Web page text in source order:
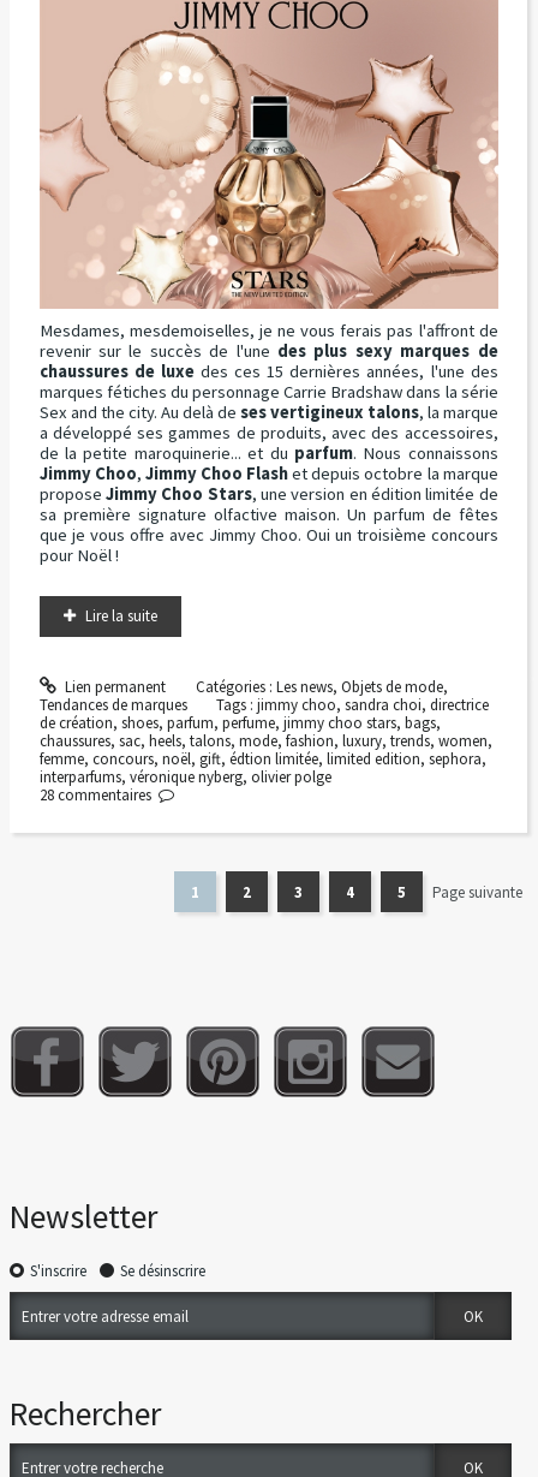
Mesdames, mesdemoiselles, je ne vous ferais pas l'affront de
revenir sur le succès de l'une des plus sexy marques de
chaussures de luxedes ces 15 dernières années, l'une des
marques fétiches du personnage Carrie Bradshaw dans la série
Sex and the city. Au delà de ses vertigineux talons, la marque
a développé ses gammes de produits, avec des accessoires,
de la petite maroquinerie... et du parfum. Nous connaissons
Jimmy Choo, Jimmy Choo Flashet depuis octobre la marque
propose Jimmy Choo Stars, une version en édition limitée de
sa première signature olfactive maison. Un parfum de fêtes
que je vous offre avec Jimmy Choo. Oui un troisième concours
pour Noël !
Lire la suite
Lien permanent Catégories : Les news, Objets de mode,
Tendances de marques
Tags :jimmy choo,sandra choi,directrice
de création, shoes, parfum, perfume, jimmy choo stars, bags,
chaussures, sac, heels, talons, mode, fashion, luxury, trends, women,
femme, concours, noël, gift, édtion limitée, limited edition, sephora,
interparfums, véronique nyberg, olivier polge
28 commentaires
1 2 3 4 5 Page suivante
Newsletter
S'inscrire Se désinscrire
Rechercher